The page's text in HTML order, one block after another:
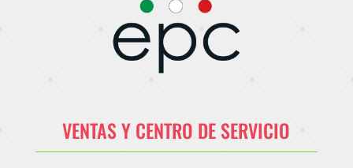
VENTAS Y CENTRO DE SERVICIO